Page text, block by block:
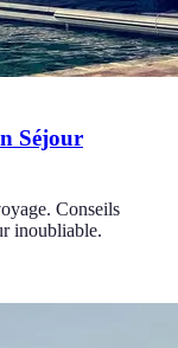
Séjour
Conseils
inoubliable.